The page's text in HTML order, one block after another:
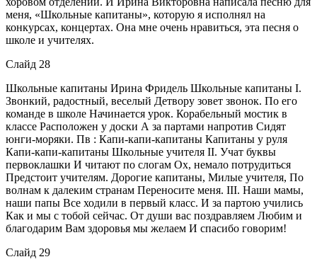
меня, «Школьные капитаны», которую я исполнял на
конкурсах, концертах. Она мне очень нравиться, эта песня о
школе и учителях.
Слайд 28
Школьные капитаны Ирина Фридель Школьные капитаны I.
Звонкий, радостный, веселый Детвору зовет звонок. По его
команде в школе Начинается урок. Корабельный мостик в
классе Расположен у доски А за партами напротив Сидят
юнги-моряки. Пв : Капи-капи-капитаны Капитаны у руля
Капи-капи-капитаны Школьные учителя II. Учат буквы
первоклашки И читают по слогам Ох, немало потрудиться
Предстоит учителям. Дорогие капитаны, Милые учителя, По
волнам к далеким странам Переносите меня. III. Наши мамы,
наши папы Все ходили в первый класс. И за партою учились
Как и мы с тобой сейчас. От души вас поздравляем Любим и
благодарим Вам здоровья мы желаем И спасибо говорим!
Слайд 29